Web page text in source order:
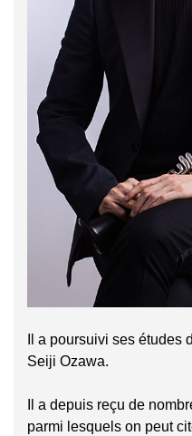
Il a poursuivi ses études
Seiji Ozawa.
Il a depuis reçu de
parmi lesquels on peut